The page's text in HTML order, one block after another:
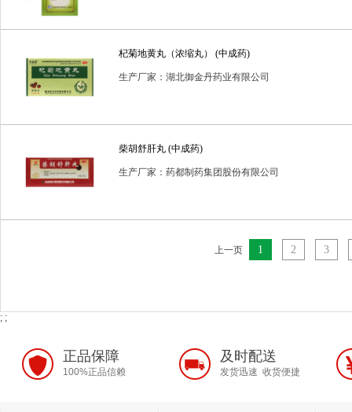
杞菊地黄丸（浓缩丸） (中成药)
生产厂家：湖北御金丹药业有限公司
柴胡舒肝丸 (中成药)
生产厂家：药都制药集团股份有限公司
上一页 1 2 3
; ;
正品保障
100%正品信赖
及时配送
发货迅速 收货便捷